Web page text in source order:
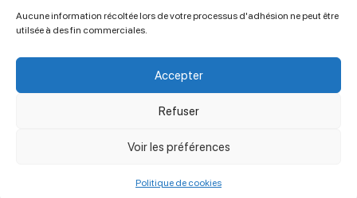
Aucune information récoltée lors de votre processus d'adhésion ne peut être
utilsée à des fin commerciales.
Accepter
Refuser
Voir les préférences
Politique de cookies
Ancien site
lien vers SPIP
Copyright © 2023 APSES / Association des Professeurs de Sciences